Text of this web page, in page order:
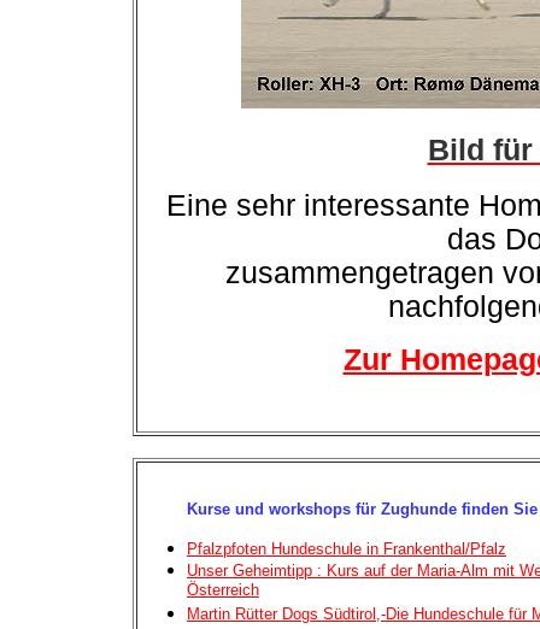
Bild
Eine sehr interessante
das
zusammengetragen
Zur
Kurse und workshops für Zughunde finden
Pfalzpfoten Hundeschule in Frankenthal/Pfalz
Unser Geheimtipp : Kurs auf der Maria-Alm mit
Österreich
Martin Rütter Dogs Südtirol,-Die Hundeschule für